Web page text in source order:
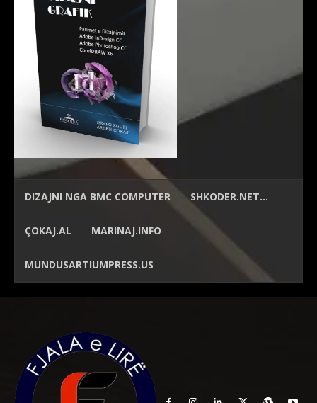
DIZAJNI NGA BMC COMPUTER SHKODER.NET…
ÇOKAJ.AL MARINAJ.INFO
MUNDUSARTIUMPRESS.US